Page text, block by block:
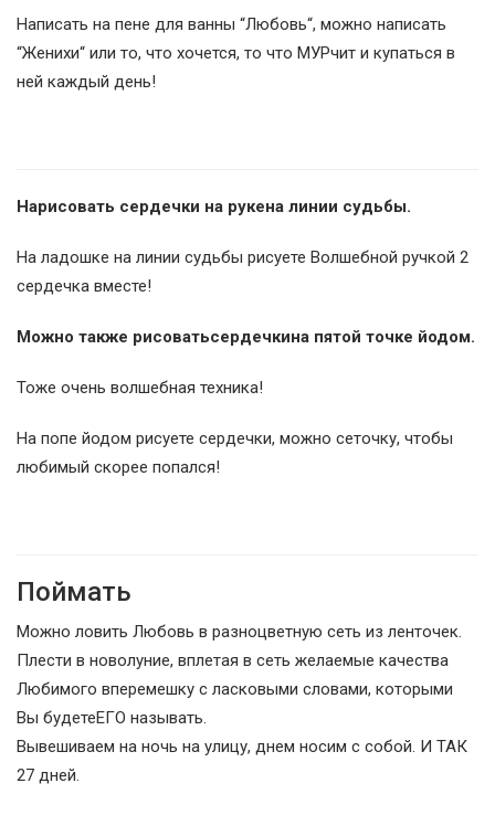
Написать на пене для ванны “Любовь“, можно написать
“Женихи“ или то, что хочется, то что МУРчит и купаться в
ней каждый день!
Нарисовать сердечки на рукена линии судьбы.
На ладошке на линии судьбы рисуете Волшебной ручкой 2
сердечка вместе!
Можно также рисоватьсердечкина пятой точке йодом.
Тоже очень волшебная техника!
На попе йодом рисуете сердечки, можно сеточку, чтобы
любимый скорее попался!
Поймать
Можно ловить Любовь в разноцветную сеть из ленточек.
Плести в новолуние, вплетая в сеть желаемые качества
Любимого вперемешку с ласковыми словами, которыми
Вы будетеЕГО называть.
Вывешиваем на ночь на улицу, днем носим с собой. И ТАК
27 дней.